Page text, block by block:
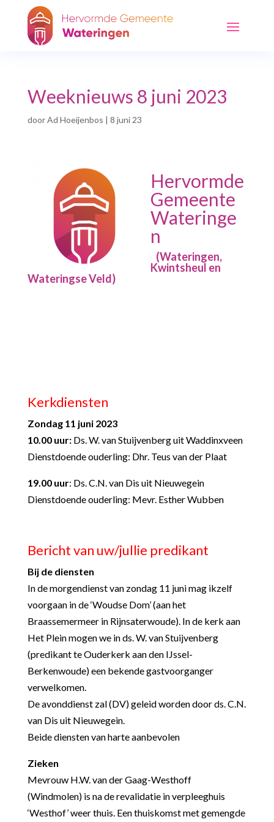
Weeknieuws 8 juni 2023
doorAd Hoeijenbos | 8 juni 23
Hervormde
Gemeente
Wateringe
n
(Wateringen,
Kwintsheul en
Wateringse Veld)
Kerkdiensten
Zondag 11 juni 2023
10.00 uur: Ds. W. van Stuijvenberg uit Waddinxveen
Dienstdoende ouderling: Dhr. Teus van der Plaat
19.00 uur: Ds. C.N. van Dis uit Nieuwegein
Dienstdoende ouderling: Mevr. Esther Wubben
Bericht van uw/jullie predikant
Bij de diensten
In de morgendienst van zondag 11 juni mag ikzelf
voorgaan in de ‘Woudse Dom’ (aan het
Braassemermeer in Rijnsaterwoude). In de kerk aan
Het Plein mogen we in ds. W. van Stuijvenberg
(predikant te Ouderkerk aan den IJssel-
Berkenwoude) een bekende gastvoorganger
verwelkomen.
De avonddienst zal (DV) geleid worden door ds. C.N.
van Dis uit Nieuwegein.
Beide diensten van harte aanbevolen
Zieken
Mevrouw H.W. van der Gaag-Westhoff
(Windmolen) is na de revalidatie in verpleeghuis
‘Westhof’ weer thuis. Een thuiskomst met gemengde